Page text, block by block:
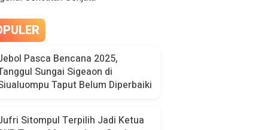
Pasca Bencana 2025,
Sungai Sigeaon di
Taput Belum Diperbaiki
Sitompul Terpilih Jadi Ketua